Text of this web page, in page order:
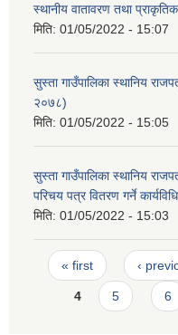
स्थानीय वातावरण तथा
मिति: 01/05/2022 - 15:07
सुस्ता गाउँपालिका स्थानिय
२०७८)
मिति: 01/05/2022 - 15:05
सुस्ता गाउँपालिका स्थानिय
परिचय पत्र वितरण गर्ने
मिति: 01/05/2022 - 15:03
Pages
« first ‹
4 5 6